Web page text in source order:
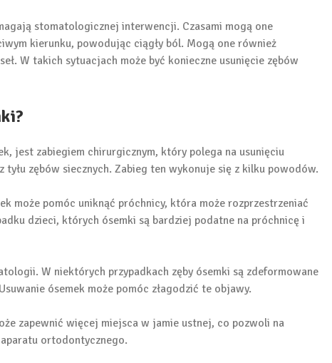
stomatologicznej interwencji. Czasami mogą one
kierunku, powodując ciągły ból. Mogą one również
W takich sytuacjach może być konieczne usunięcie zębów
jest zabiegiem chirurgicznym, który polega na usunięciu
zębów siecznych. Zabieg ten wykonuje się z kilku powodów.
może pomóc uniknąć próchnicy, która może rozprzestrzeniać
dzieci, których ósemki są bardziej podatne na próchnicę i
W niektórych przypadkach zęby ósemki są zdeformowane
ósemek może pomóc złagodzić te objawy.
zapewnić więcej miejsca w jamie ustnej, co pozwoli na
ortodontycznego.